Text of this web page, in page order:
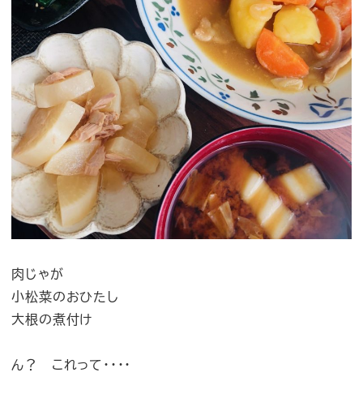
肉じゃが
小松菜のおひたし
大根の煮付け
ん？ これって・・・・